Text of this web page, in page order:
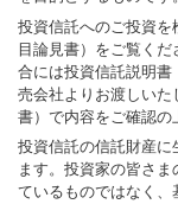
投資信託へのご投資
目論見書）をご覧く
合には投資信託説明書
売会社よりお渡しいた
書）で内容をご確認の
投資信託の信託財産に
ます。投資家の皆さ
ているものではなく、